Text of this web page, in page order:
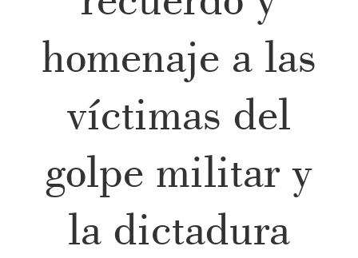
homenaje a las
víctimas del
golpe militar y
la dictadura